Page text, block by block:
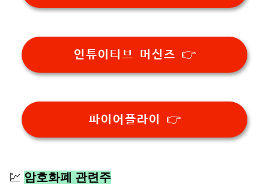
인튜이티브 머신즈 👉
파이어플라이 👉
💹 암호화폐 관련주